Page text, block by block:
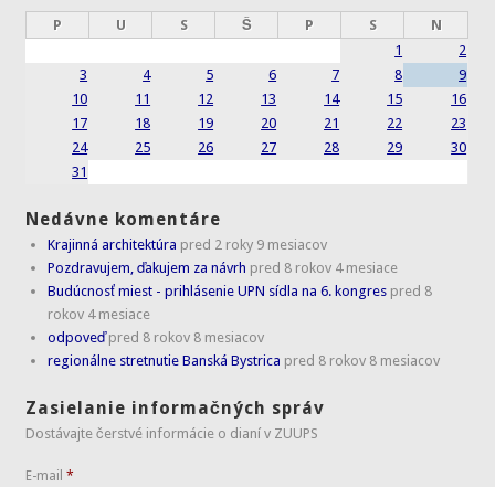
P U S Š P S
N
1
2
3
4 5 6 7 8
9
10
11 12 13 14 15
16
17
18 19 20 21 22
23
24
25 26 27 28 29
30
31
Nedávne komentáre
Krajinná architektúra pred 2 roky 9 mesiacov
Pozdravujem, ďakujem za návrh pred 8 rokov 4 mesiace
Budúcnosť miest - prihlásenie UPN sídla na 6. kongres pred 8
rokov 4 mesiace
odpoveď pred 8 rokov 8 mesiacov
regionálne stretnutie Banská Bystrica pred 8 rokov 8 mesiacov
Zasielanie informačných správ
Dostávajte čerstvé informácie o dianí v ZUUPS
E-mail*